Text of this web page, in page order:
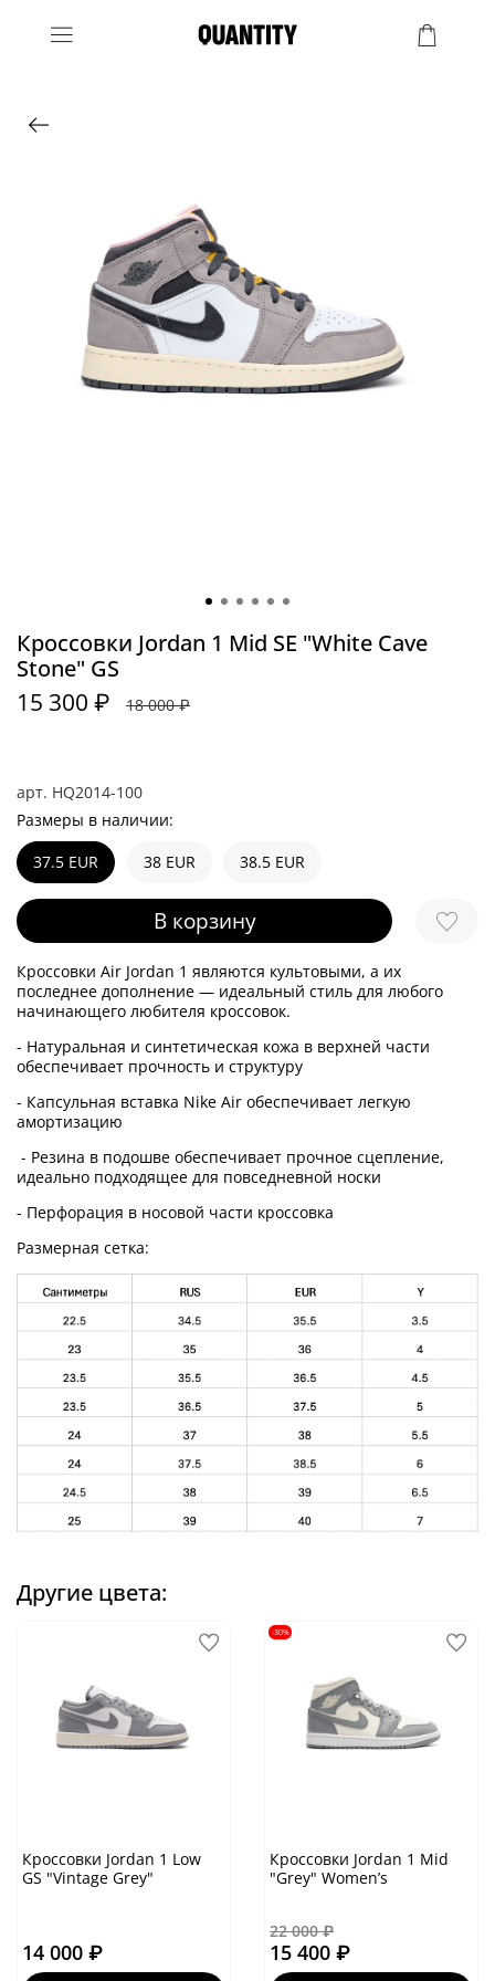
арт. HQ2014-100
Кроссовки Jordan 1 Mid SE "White Cave
Stone" GS
15 300 ₽ 18 000 ₽
В корзину
Размеры в наличии:
37.5 EUR
38 EUR 38.5 EUR
Кроссовки Air Jordan 1 являются культовыми, а их
последнее дополнение — идеальный стиль для любого
начинающего любителя кроссовок.
- Натуральная и синтетическая кожа в верхней части
обеспечивает прочность и структуру
- Капсульная вставка Nike Air обеспечивает легкую
амортизацию
- Резина в подошве обеспечивает прочное сцепление,
идеально подходящее для повседневной носки
- Перфорация в носовой части кроссовка
Размерная сетка:
Другие цвета:
Кроссовки Jordan 1 Low
GS "Vintage Grey"
14 000 ₽
-30%
Кроссовки Jordan 1 Mid
"Grey" Women’s
22 000 ₽
15 400 ₽